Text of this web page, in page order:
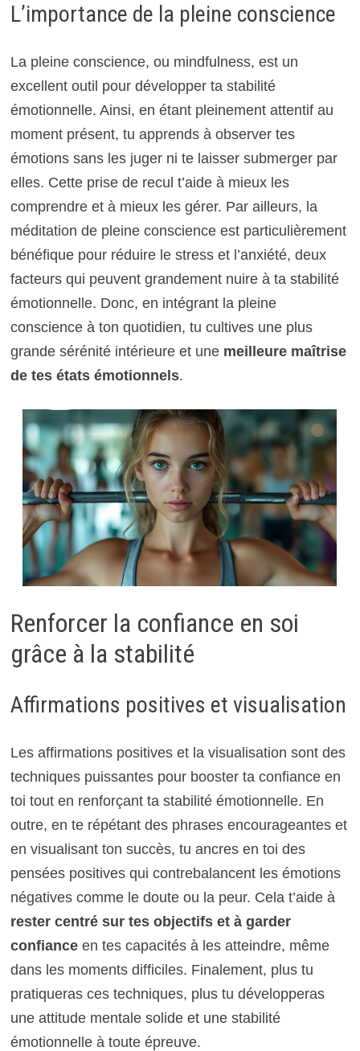
L’importance de la pleine conscience
La pleine conscience, ou mindfulness, est un
excellent outil pour développer ta stabilité
émotionnelle. Ainsi, en étant pleinement attentif au
moment présent, tu apprends à observer tes
émotions sans les juger ni te laisser submerger par
elles. Cette prise de recul t’aide à mieux les
comprendre et à mieux les gérer. Par ailleurs, la
méditation de pleine conscience est particulièrement
bénéfique pour réduire le stress et l’anxiété, deux
facteurs qui peuvent grandement nuire à ta stabilité
émotionnelle. Donc, en intégrant la pleine
conscience à ton quotidien, tu cultives une plus
grande sérénité intérieure et une meilleure maîtrise
de tes états émotionnels.
Renforcer la confiance en soi
grâce à la stabilité
Affirmations positives et visualisation
Les affirmations positives et la visualisation sont des
techniques puissantes pour booster ta confiance en
toi tout en renforçant ta stabilité émotionnelle. En
outre, en te répétant des phrases encourageantes et
en visualisant ton succès, tu ancres en toi des
pensées positives qui contrebalancent les émotions
négatives comme le doute ou la peur. Cela t’aide à
rester centré sur tes objectifs et à garder
confianceen tes capacités à les atteindre, même
dans les moments difficiles. Finalement, plus tu
pratiqueras ces techniques, plus tu développeras
une attitude mentale solide et une stabilité
émotionnelle à toute épreuve.